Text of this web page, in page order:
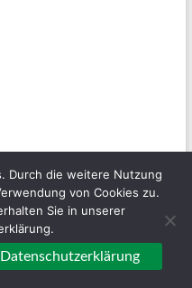
Durch die weitere Nutzung
von Cookies zu.
Sie in unserer
Datenschutzerklärung